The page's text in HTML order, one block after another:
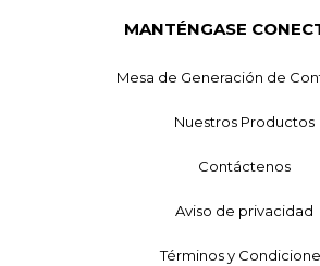
MANTÉNGASE
Mesa de Generación de
Nuestros Productos
Contáctenos
Aviso de privacidad
Términos y